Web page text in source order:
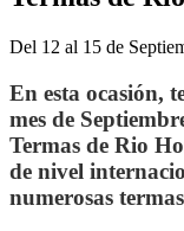
Del 12 al 15 de
En esta ocasión,
mes de
Termas de Rio
de nivel
numerosas